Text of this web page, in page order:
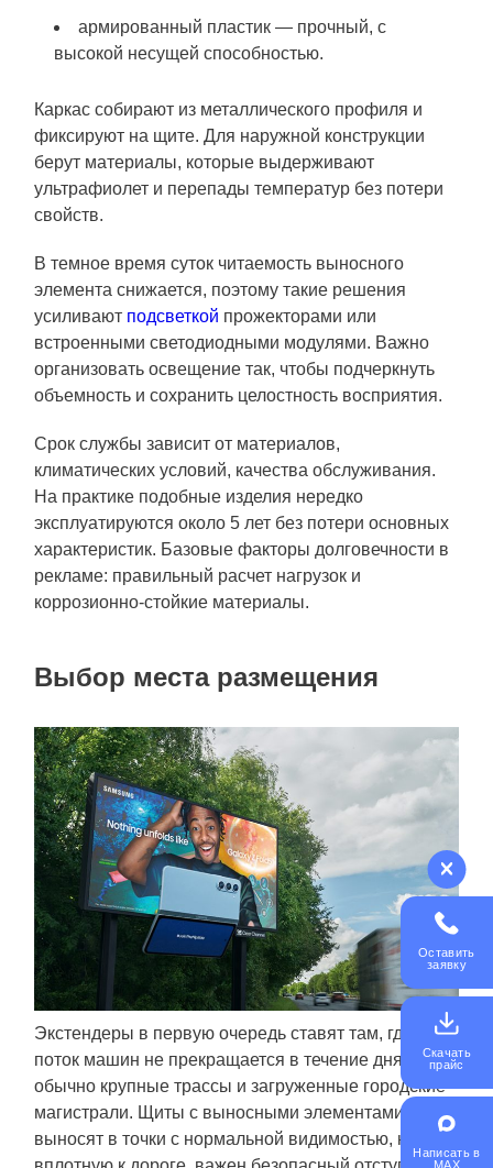
армированный пластик — прочный, с
высокой несущей способностью.
Каркас собирают из металлического профиля и
фиксируют на щите. Для наружной конструкции
берут материалы, которые выдерживают
ультрафиолет и перепады температур без потери
свойств.
В темное время суток читаемость выносного
элемента снижается, поэтому такие решения
усиливают подсветкой прожекторами или
встроенными светодиодными модулями. Важно
организовать освещение так, чтобы подчеркнуть
объемность и сохранить целостность восприятия.
Срок службы зависит от материалов,
климатических условий, качества обслуживания.
На практике подобные изделия нередко
эксплуатируются около 5 лет без потери основных
характеристик. Базовые факторы долговечности в
рекламе: правильный расчет нагрузок и
коррозионно-стойкие материалы.
Выбор места размещения
Экстендеры в первую очередь ставят там, где
поток машин не прекращается в течение дня. Это
обычно крупные трассы и загруженные городские
магистрали. Щиты с выносными элементами
выносят в точки с нормальной видимостью, но не
Оставить
заявку
Скачать
прайс
Написать в
MAX